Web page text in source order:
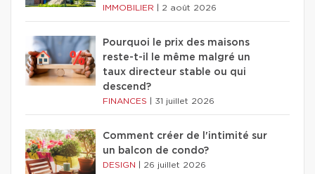
IMMOBILIER 2 août 2026
Pourquoi le prix des maisons
reste-t-il le même malgré un
taux directeur stable ou qui
descend?
FINANCES 31 juillet 2026
Comment créer de l'intimité sur
un balcon de condo?
DESIGN 26 juillet 2026